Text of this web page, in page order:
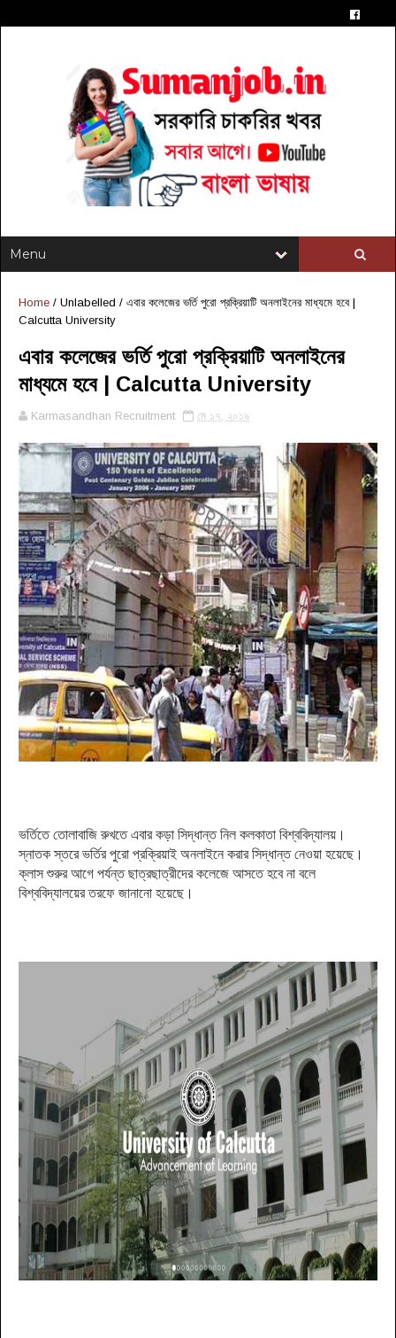
Home / Unlabelled / এবার কলেজের ভর্তি পুরো প্রক্রিয়াটি অনলাইনের মাধ্যমে হবে |
Calcutta University
এবার কলেজের ভর্তি পুরো প্রক্রিয়াটি অনলাইনের
মাধ্যমে হবে | Calcutta University
Karmasandhan Recruitment মে ১৭, ২০১৯
ভর্তিতে তোলাবাজি রুখতে এবার কড়া সিদ্ধান্ত নিল কলকাতা বিশ্ববিদ্যালয়।
স্নাতক স্তরে ভর্তির পুরো প্রক্রিয়াই অনলাইনে করার সিদ্ধান্ত নেওয়া হয়েছে।
ক্লাস শুরুর আগে পর্যন্ত ছাত্রছাত্রীদের কলেজে আসতে হবে না বলে
বিশ্ববিদ্যালয়ের তরফে জানানো হয়েছে।